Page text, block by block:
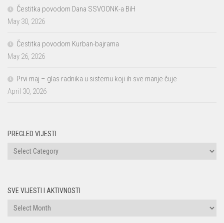
Čestitka povodom Dana SSVOONK-a BiH
May 30, 2026
Čestitka povodom Kurban-bajrama
May 26, 2026
Prvi maj – glas radnika u sistemu koji ih sve manje čuje
April 30, 2026
PREGLED VIJESTI
PREGLED
SVE VIJESTI I AKTIVNOSTI
Sve